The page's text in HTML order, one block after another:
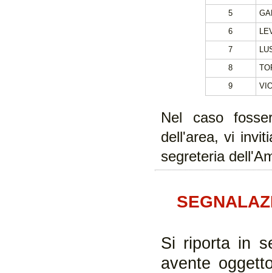
5
6
7
8
9
Nel caso
dell'area, vi
segreteria
Si riporta in
avente